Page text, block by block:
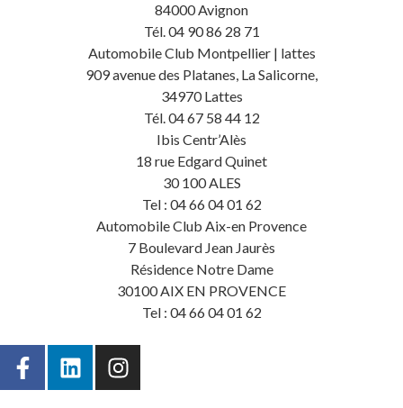
84000 Avignon
Tél. 04 90 86 28 71
Automobile Club Montpellier | lattes
909 avenue des Platanes, La Salicorne,
34970 Lattes
Tél. 04 67 58 44 12
Ibis Centr’Alès
18 rue Edgard Quinet
30 100 ALES
Tel : 04 66 04 01 62
Automobile Club Aix-en Provence
7 Boulevard Jean Jaurès
Résidence Notre Dame
30100 AIX EN PROVENCE
Tel : 04 66 04 01 62